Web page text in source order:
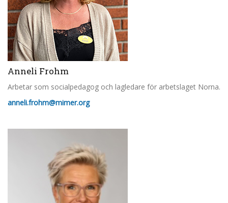
Anneli Frohm
Arbetar som socialpedagog och lagledare för arbetslaget Norna.
anneli.frohm@mimer.org